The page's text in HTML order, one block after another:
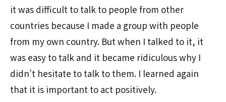
it was difficult to talk to people from other
countries because I made a group with people
from my own country. But when I talked to it, it
was easy to talk and it became ridiculous why I
didn’t hesitate to talk to them. I learned again
that it is important to act positively.